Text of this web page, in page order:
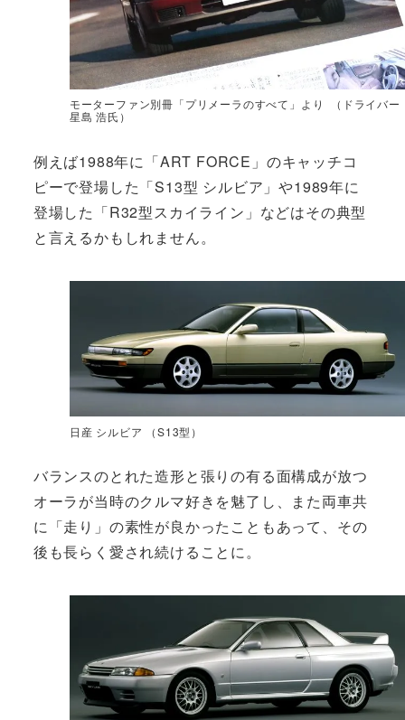
モーターファン別冊「プリメーラのすべて」より （ドライバー
星島 浩氏）
例えば1988年に「ART FORCE」のキャッチコ
ピーで登場した「S13型 シルビア」や1989年に
登場した「R32型スカイライン」などはその典型
と言えるかもしれません。
日産 シルビア （S13型）
バランスのとれた造形と張りの有る面構成が放つ
オーラが当時のクルマ好きを魅了し、また両車共
に「走り」の素性が良かったこともあって、その
後も長らく愛され続けることに。